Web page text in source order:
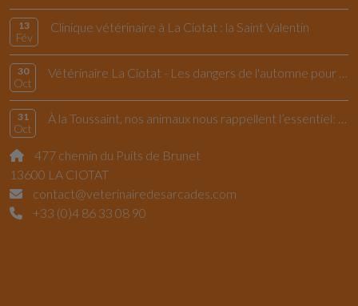
13
Fév
Clinique vétérinaire à La Ciotat : la Saint Valentin
30
Oct
Vétérinaire La Ciotat - Les dangers de l'automne pour le chiens et les chats
31
Oct
À la Toussaint, nos animaux nous rappellent l’essentiel: vivre l’instant présent
477 chemin du Puits de Brunet
13600 LA CIOTAT
contact@veterinairedesarcades.com
+33 (0)4 86 33 08 90